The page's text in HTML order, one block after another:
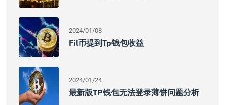
2024/01/08
Fil币提到tp钱包收益
2024/01/24
最新版TP钱包无法登录薄饼问题分析